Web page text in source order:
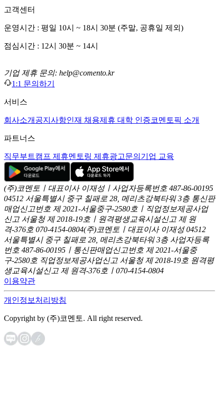
고객센터
운영시간 : 평일 10시 ~ 18시 30분 (주말, 공휴일 제외)
점심시간 : 12시 30분 ~ 14시
기업 제휴 문의: help@comento.kr
1:1 문의하기
서비스
회사소개 공지사항인재 채용제휴 대학 인증코멘토픽 소개
파트너스
직무부트캠프 제휴멘토링 제휴광고문의 기업 교육
(주)코멘토ㅣ대표이사 이재성ㅣ사업자등록번호 487-86-00195
04512 서울특별시 중구 칠패로 28, 메리츠강북타워 3층 통신판
매업신고번호 제 2021-서울중구-2580호ㅣ직업정보제공사업
신고 서울청 제 2018-19호ㅣ원격평생교육시설신고 제 원
격-376호 070-4154-0804(주)코멘토ㅣ대표이사 이재성 04512
서울특별시 중구 칠패로 28, 메리츠강북타워 3층 사업자등록
번호 487-86-00195ㅣ통신판매업신고번호 제 2021-서울중
구-2580호 직업정보제공사업신고 서울청 제 2018-19호 원격평
생교육시설신고 제 원격-376호ㅣ070-4154-0804
이용약관
개인정보처리방침
Copyright by (주)코멘토. All right reserved.